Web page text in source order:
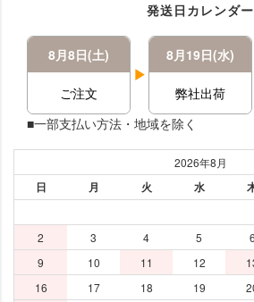
発送日カレンダー